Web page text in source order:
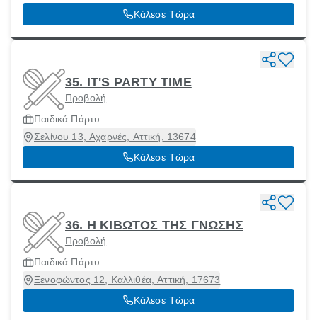
Κάλεσε Τώρα
35. IT'S PARTY TIME
Προβολή
Παιδικά Πάρτυ
Σελίνου 13, Αχαρνές, Αττική, 13674
Κάλεσε Τώρα
36. Η ΚΙΒΩΤΟΣ ΤΗΣ ΓΝΩΣΗΣ
Προβολή
Παιδικά Πάρτυ
Ξενοφώντος 12, Καλλιθέα, Αττική, 17673
Κάλεσε Τώρα